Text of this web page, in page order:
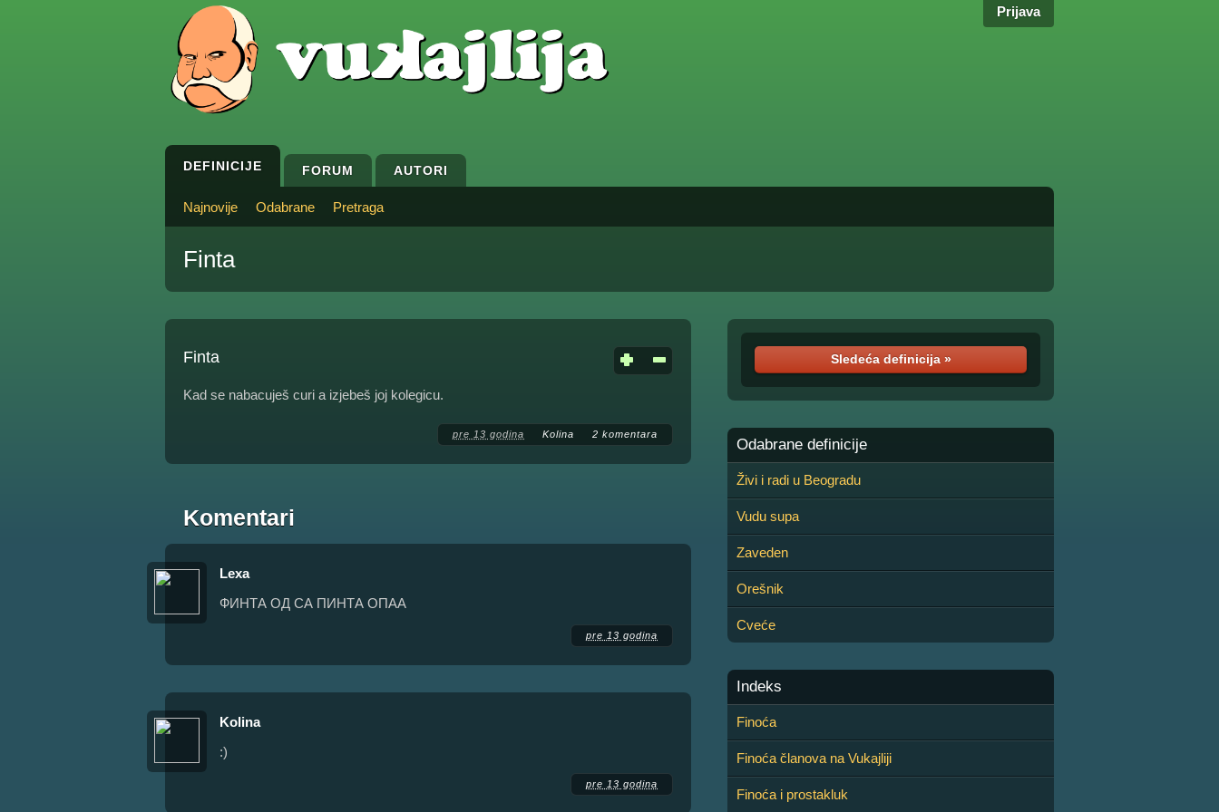
Prijava
DEFINICIJE FORUM AUTORI
Najnovije Odabrane Pretraga
Finta
Finta
Kad se nabacuješ curi a izjebeš joj kolegicu.
pre 13 godina Kolina 2 komentara
Komentari
Lеxa
ФИНТА ОД СА ПИНТА ОПАА
pre 13 godina
Kolina
:)
pre 13 godina
Sledeća definicija »
Odabrane definicije
Živi i radi u Beogradu
Vudu supa
Zaveden
Orešnik
Cveće
Indeks
Finoća
Finoća članova na Vukajliji
Finoća i prostakluk